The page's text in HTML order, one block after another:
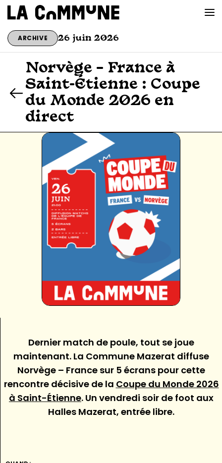
VOIR LA CARTE
CHEFS
PROG’
BAR CONVIVIAL
PRIVATISER
ARCHIVE 26 juin 2026
Norvège – France à
Saint-Étienne : Coupe
du Monde 2026 en
direct
Dernier match de poule, tout se joue
maintenant. La Commune Mazerat diffuse
Norvège – France sur 5 écrans pour cette
rencontre décisive de la Coupe du Monde 2026
à Saint-Étienne. Un vendredi soir de foot aux
Halles Mazerat, entrée libre.